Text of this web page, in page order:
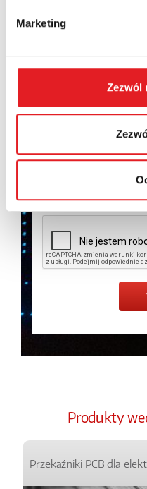
Marketing
Zezwól
osobowych przez
prywatności.*
Produkty
Przekaźniki PCB dla